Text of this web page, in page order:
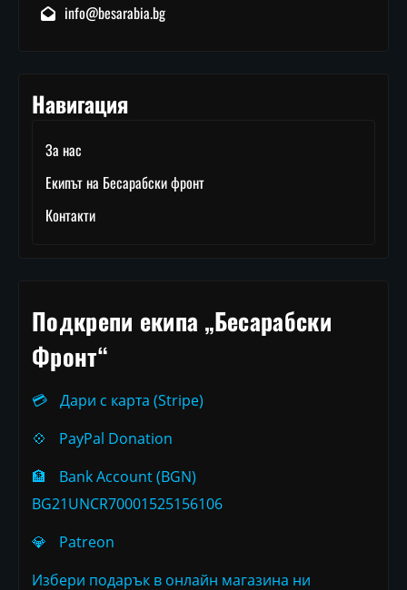
info@besarabia.bg
Навигация
За нас
Екипът на Бесарабски фронт
Контакти
Подкрепи екипа „Бесарабски
Фронт“
💳
Дари с карта (Stripe)
💠
PayPal Donation
🏦
Bank Account (BGN)
BG21UNCR70001525156106
💎
Patreon
Избери подарък в онлайн магазина ни